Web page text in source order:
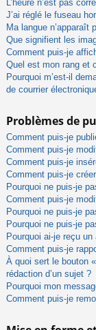
L’heure n’est pas
J’ai réglé le fuseau
Ma langue n’apparaît
Que signifient les
Comment puis-je
Quel est mon rang et
Pourquoi m’est-il
de courrier
Problèmes de
Comment puis-je
Comment puis-je
Comment puis-je
Comment puis-je
Pourquoi ne puis-je
Comment puis-je
Pourquoi ne puis-je
Pourquoi ne puis-je
Pourquoi ai-je reçu
Comment puis-je
À quoi sert le bouton
rédaction d’un sujet ?
Pourquoi mon
Comment puis-je